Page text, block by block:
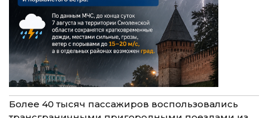
Более 40 тысяч пассажиров воспользовались